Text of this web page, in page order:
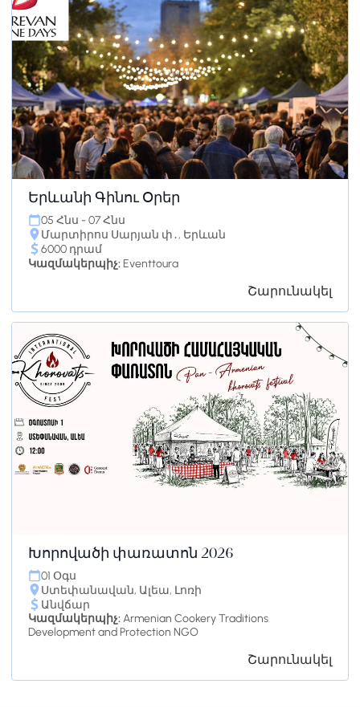
Երևանի Գինու Օրեր
05 Հնս - 07 Հնս
Մարտիրոս Սարյան փ․, Երևան
6000 դրամ
Կազմակերպիչ:Eventtoura
Շարունակել
Խորովածի փառատոն 2026
01 Օգս
Ստեփանավան, Ալեա, Լոռի
Անվճար
Կազմակերպիչ:Armenian Cookery Traditions
Development and Protection NGO
Շարունակել